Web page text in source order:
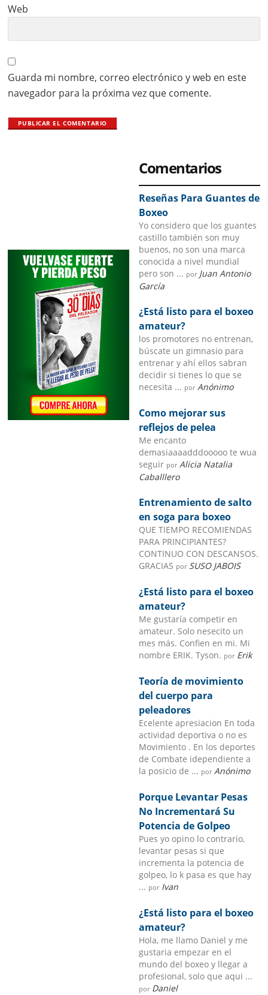
Web
Guarda mi nombre, correo electrónico y web en este
navegador para la próxima vez que comente.
Comentarios
Reseñas Para Guantes de
Boxeo
Yo considero que los guantes
castillo también son muy
buenos, no son una marca
conocida a nivel mundial
pero son ... por Juan Antonio
García
¿Está listo para el boxeo
amateur?
los promotores no entrenan,
búscate un gimnasio para
entrenar y ahí ellos sabran
decidir si tienes lo que se
necesita ... por Anónimo
Como mejorar sus
reflejos de pelea
Me encanto
demasiaaaadddooooo te wua
seguir por Alicia Natalia
Caballlero
Entrenamiento de salto
en soga para boxeo
QUE TIEMPO RECOMIENDAS
PARA PRINCIPIANTES?
CONTINUO CON DESCANSOS.
GRACIAS por SUSO JABOIS
¿Está listo para el boxeo
amateur?
Me gustaría competir en
amateur. Solo nesecito un
mes más. Confien en mi. Mi
nombre ERIK. Tyson. por Erik
Teoría de movimiento
del cuerpo para
peleadores
Ecelente apresiacion En toda
actividad deportiva o no es
Movimiento . En los deportes
de Combate idependiente a
la posicio de ... por Anónimo
Porque Levantar Pesas
No Incrementará Su
Potencia de Golpeo
Pues yo opino lo contrario,
levantar pesas si que
incrementa la potencia de
golpeo, lo k pasa es que hay
... por Ivan
¿Está listo para el boxeo
amateur?
Hola, me llamo Daniel y me
gustaria empezar en el
mundo del boxeo y llegar a
profesional, solo que aqui ...
por Daniel